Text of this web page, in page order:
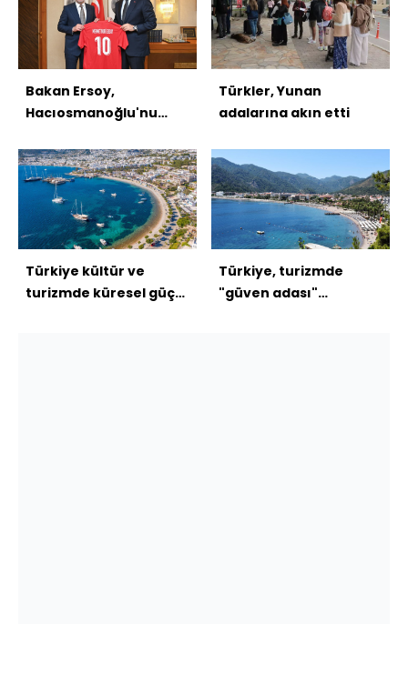
Bakan Ersoy,
Hacıosmanoğlu'nu
Türkler, Yunan
adalarına akın etti
Türkiye kültür ve
turizmde küresel güç
Türkiye, turizmde
"güven adası"